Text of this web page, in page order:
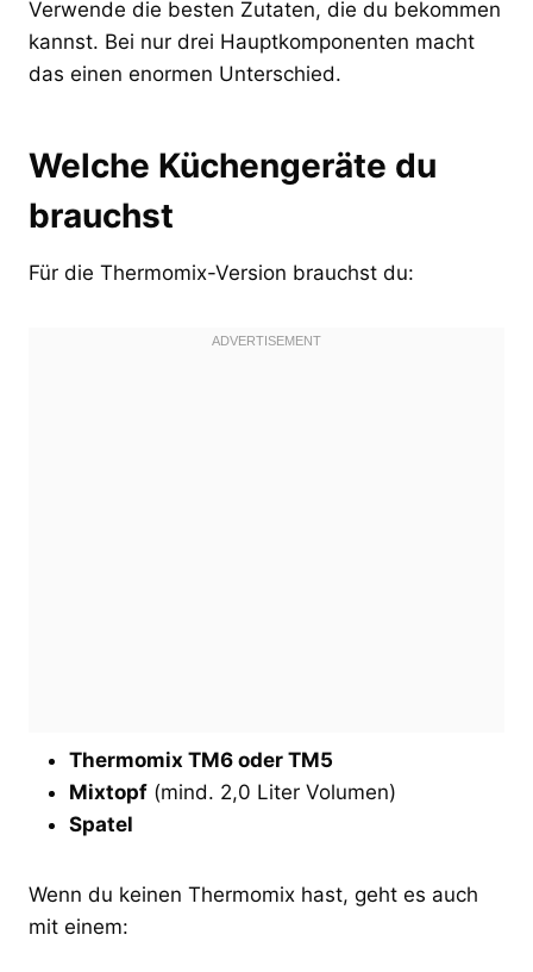
Verwende die besten Zutaten, die du bekommen
kannst. Bei nur drei Hauptkomponenten macht
das einen enormen Unterschied.
Welche Küchengeräte du
brauchst
Für die Thermomix-Version brauchst du:
Thermomix TM6 oder TM5
Mixtopf (mind. 2,0 Liter Volumen)
Spatel
Wenn du keinen Thermomix hast, geht es auch
mit einem: